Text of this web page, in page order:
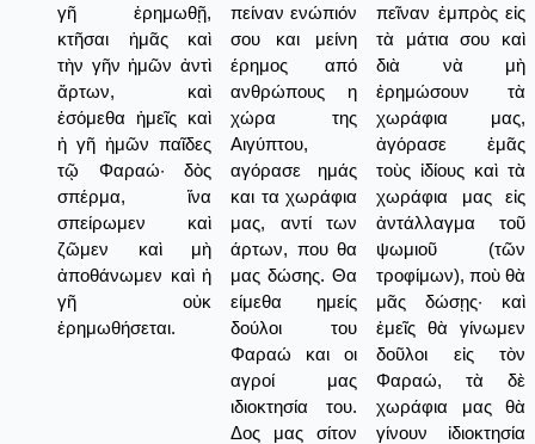
γῆ ἐρημωθῇ,
κτῆσαι ἡμᾶς καὶ
τὴν γῆν ἡμῶν ἀντὶ
ἄρτων, καὶ
ἐσόμεθα ἡμεῖς καὶ
ἡ γῆ ἡμῶν παῖδες
τῷ Φαραώ· δὸς
σπέρμα, ἵνα
σπείρωμεν καὶ
ζῶμεν καὶ μὴ
ἀποθάνωμεν καὶ ἡ
γῆ οὐκ
ἐρημωθήσεται.
πείναν ενώπιόν
σου και μείνη
έρημος από
ανθρώπους η
χώρα της
Αιγύπτου,
αγόρασε ημάς
και τα χωράφια
μας, αντί των
άρτων, που θα
μας δώσης. Θα
είμεθα ημείς
δούλοι του
Φαραώ και οι
αγροί μας
ιδιοκτησία του.
Δος μας σίτον
πεῖναν ἐμπρὸς εἰς
τὰ μάτια σου καὶ
διὰ νὰ μὴ
ἐρημώσουν τὰ
χωράφια μας,
ἀγόρασε ἐμᾶς
τοὺς ἰδίους καὶ τὰ
χωράφια μας εἰς
ἀντάλλαγμα τοῦ
ψωμιοῦ (τῶν
τροφίμων), ποὺ θὰ
μᾶς δώσῃς· καὶ
ἐμεῖς θὰ γίνωμεν
δοῦλοι εἰς τὸν
Φαραώ, τὰ δὲ
χωράφια μας θὰ
γίνουν ἰδιοκτησία